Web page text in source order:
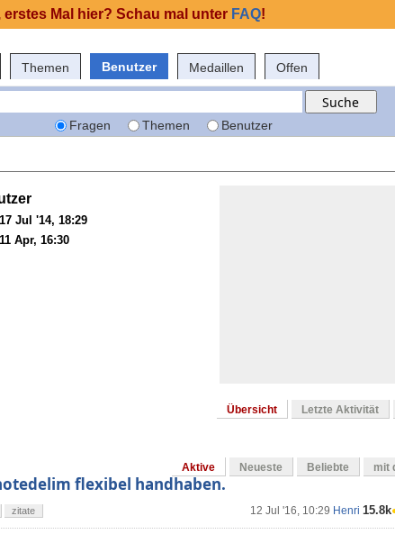
Themen Benutzer Medaillen Offen
Fragen Themen Benutzer
17 Jul '14, 18:29
11 Apr, 16:30
Übersicht Letzte Aktivität
Aktive Neueste Beliebte mit
flexibel handhaben.
12 Jul '16, 10:29 Henri 15.8k
zitate
erstes Mal hier? Schau mal unter FAQ!